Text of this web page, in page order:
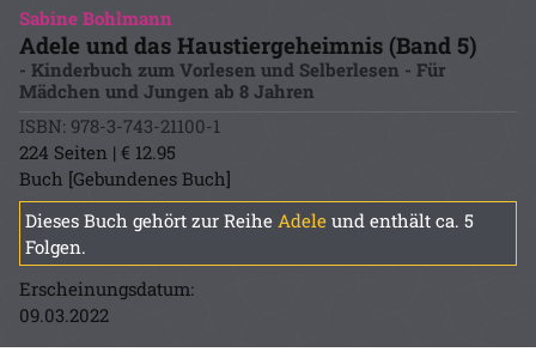
Sabine Bohlmann
Adele und das Haustiergeheimnis (Band 5)
- Kinderbuch zum Vorlesen und Selberlesen - Für
Mädchen und Jungen ab 8 Jahren
ISBN: 978-3-743-21100-1
224 Seiten | € 12.95
Buch [Gebundenes Buch]
Dieses Buch gehört zur Reihe Adele und enthält ca. 5
Folgen.
Erscheinungsdatum:
09.03.2022